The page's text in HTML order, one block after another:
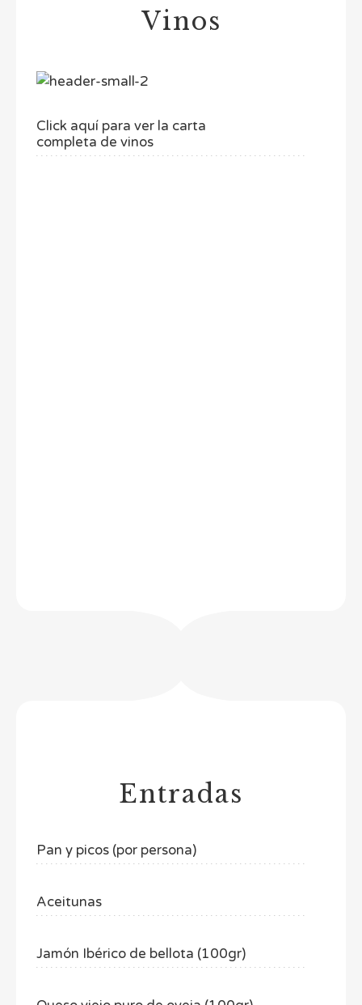
Vinos
Click aquí para ver la carta
completa de vinos
Entradas
Pan y picos (por persona)
Aceitunas
Jamón Ibérico de bellota (100gr)